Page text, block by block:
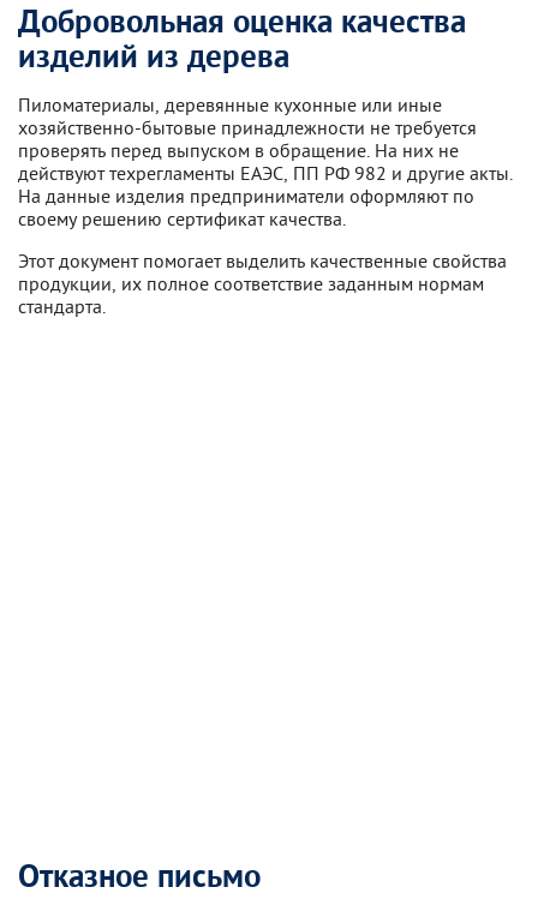
Добровольная оценка качества
изделий из дерева
Пиломатериалы, деревянные кухонные или иные
хозяйственно-бытовые принадлежности не требуется
проверять перед выпуском в обращение. На них не
действуют техрегламенты ЕАЭС, ПП РФ 982 и другие акты.
На данные изделия предприниматели оформляют по
своему решению сертификат качества.
Этот документ помогает выделить качественные свойства
продукции, их полное соответствие заданным нормам
стандарта.
Отказное письмо